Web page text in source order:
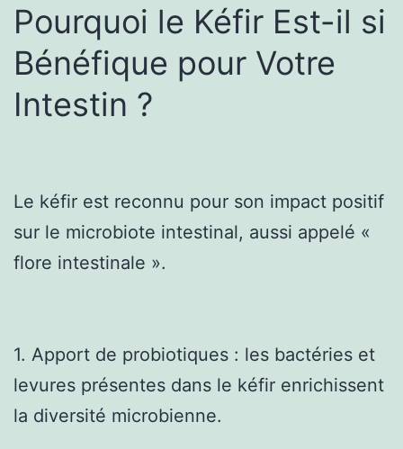
Pourquoi le Kéfir Est-il si
Bénéfique pour Votre
Intestin ?
Le kéfir est reconnu pour son impact positif
sur le microbiote intestinal, aussi appelé «
flore intestinale ».
1. Apport de probiotiques : les bactéries et
levures présentes dans le kéfir enrichissent
la diversité microbienne.